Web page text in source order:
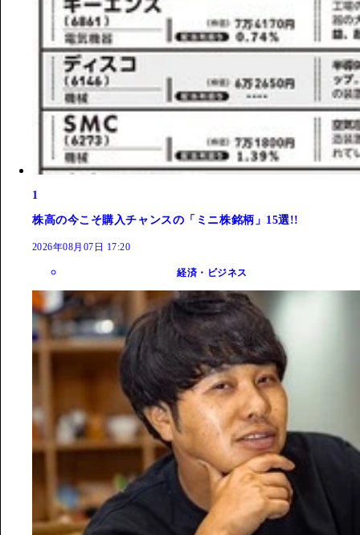
1
株高の今こそ購入チャンスの「ミニ株銘柄」15選!!
2026年08月07日 17:20
経済・ビジネス